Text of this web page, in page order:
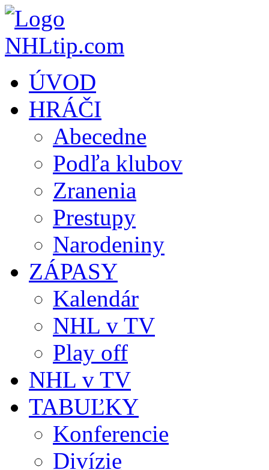
ÚVOD
HRÁČI
Abecedne
Podľa klubov
Zranenia
Prestupy
Narodeniny
ZÁPASY
Kalendár
NHL v TV
Play off
NHL v TV
TABUĽKY
Konferencie
Divízie